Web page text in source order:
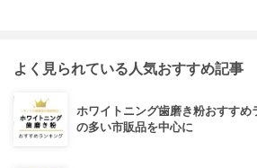
よく見られている人気おすすめ記事
ホワイトニング歯磨き粉おすすめ
の多い市販品を中心に